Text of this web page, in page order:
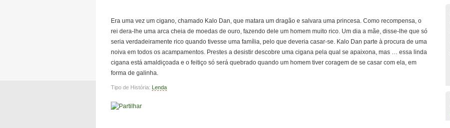
Era uma vez um cigano, chamado Kalo Dan, que matara um dragão e salvara uma princesa. Como recompensa, o
rei dera-lhe uma arca cheia de moedas de ouro, fazendo dele um homem muito rico. Um dia a mãe, disse-lhe que só
seria verdadeiramente rico quando tivesse uma família, pelo que deveria casar-se. Kalo Dan parte à procura de uma
noiva em todos os acampamentos. Prestes a desistir descobre uma cigana pela qual se apaixona, mas … essa linda
cigana está amaldiçoada e o feitiço só será quebrado quando um homem tiver coragem de se casar com ela, em
forma de galinha.
Tipo de História: Lenda